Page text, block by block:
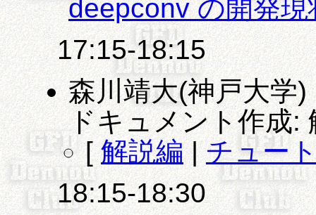
deepconv の開発現
17:15-18:15
森川靖大(神戸大学
ドキュメント作成:
[解説編|チュー
18:15-18:30